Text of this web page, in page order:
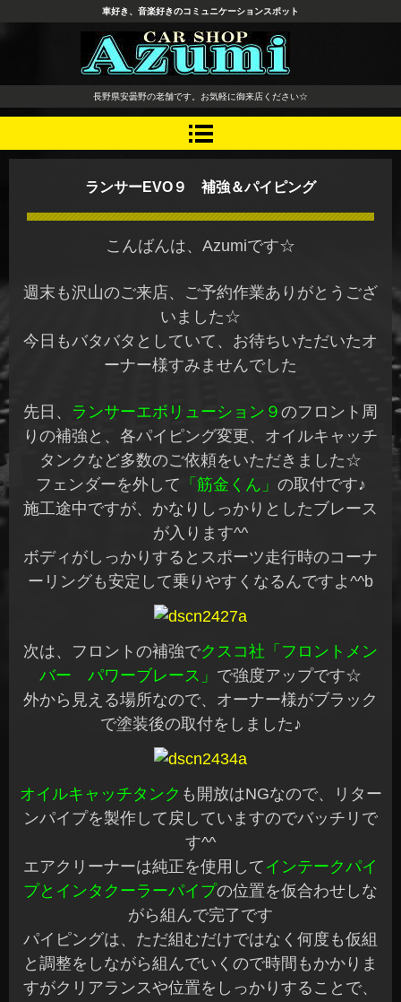
長野県 安曇野市 タイヤ ホ
イール デッドニング カーオ
ーディオ レカロシート
車好き、音楽好きのコミュニケーションスポット
長野県安曇野の老舗です。お気軽に御来店ください☆
ランサーEVO９ 補強＆パイピング
こんばんは、Azumiです☆
週末も沢山のご来店、ご予約作業ありがとうござ
いました☆
今日もバタバタとしていて、お待ちいただいたオ
ーナー様すみませんでした
先日、 ランサーエボリューション９ のフロント周
りの補強と、各パイピング変更、オイルキャッチ
タンクなど多数のご依頼をいただきました☆
フェンダーを外して 「筋金くん」 の取付です♪
施工途中ですが、かなりしっかりとしたブレース
が入ります^^
ボディがしっかりするとスポーツ走行時のコーナ
ーリングも安定して乗りやすくなるんですよ^^b
次は、フロントの補強でクスコ社「フロントメン
バー パワーブレース」 で強度アップです☆
外から見える場所なので、オーナー様がブラック
で塗装後の取付をしました♪
オイルキャッチタンク も開放はNGなので、リター
ンパイプを製作して戻していますのでバッチリで
す^^
エアクリーナーは純正を使用して インテークパイ
プとインタクーラーパイプの位置を仮合わせしな
がら組んで完了です
パイピングは、ただ組むだけではなく何度も仮組
と調整をしながら組んでいくので時間もかかりま
すがクリアランスや位置をしっかりすることで、